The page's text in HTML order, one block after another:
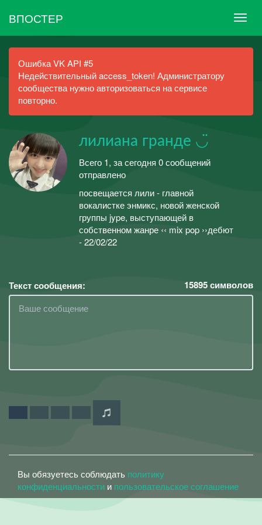
ВПОСТЕР
Ошибка VK API #5
Недействительный access_token! Администратору
сообщества нужно авторизоваться на сервисе
повторно.
лилиана гранде ◡̈
Всего 1, за сегодня 0 сообщений
отправлено
посвещается лили - главной
вокалистке энмикс, новой женской
группы jype, выступающей в
собственном жанре ‹‹ mix pop ››дебют
- 22/02/22
Текст сообщения: 15895символов
Вы обязуетесь соблюдать политику
конфиденциальности и пользовательское соглашение